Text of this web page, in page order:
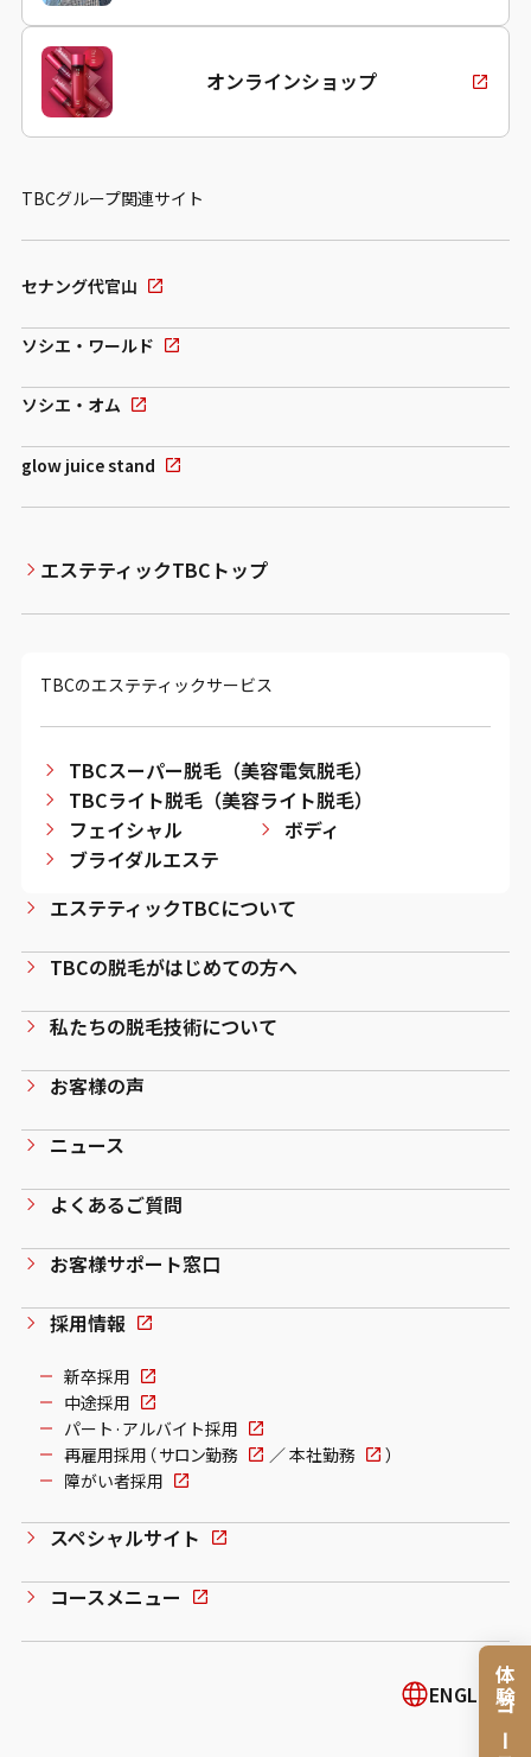
体験コース
オンラインショップ
TBCグループ関連サイト
セナング代官山
ソシエ・ワールド
ソシエ・オム
glow juice stand
エステティックTBCトップ
TBCのエステティックサービス
TBCスーパー脱毛（美容電気脱毛）
TBCライト脱毛（美容ライト脱毛）
フェイシャル
ボディ
ブライダルエステ
エステティックTBCについて
TBCの脱毛がはじめての方へ
私たちの脱毛技術について
お客様の声
ニュース
よくあるご質問
お客様サポート窓口
採用情報
新卒採用
中途採用
パート·アルバイト採用
再雇用採用（ サロン勤務 ／本社勤務
）
障がい者採用
スペシャルサイト
コースメニュー
ENGLISH